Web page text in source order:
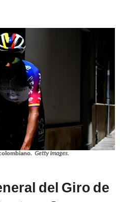
Getty Images.
del Giro de